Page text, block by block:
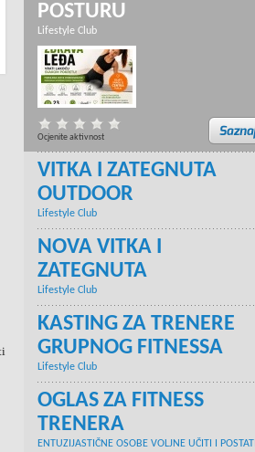
POSTURU
Lifestyle Club
Ocjenite aktivnost
VITKA I ZATEGNUTA
OUTDOOR
Lifestyle Club
NOVA VITKA I
ZATEGNUTA
Lifestyle Club
KASTING ZA TRENERE
GRUPNOG FITNESSA
Lifestyle Club
OGLAS ZA FITNESS
TRENERA
ENTUZIJASTIČNE OSOBE VOLJNE UČITI I POSTATI